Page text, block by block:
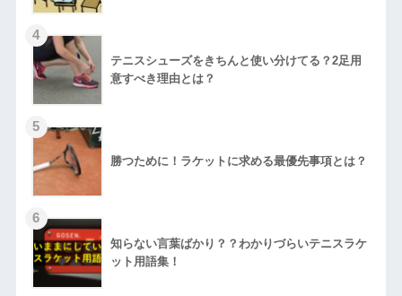
テニスシューズをきちんと使い分けてる？2足用
意すべき理由とは？
勝つために！ラケットに求める最優先事項とは？
知らない言葉ばかり？？わかりづらいテニスラケ
ット用語集！